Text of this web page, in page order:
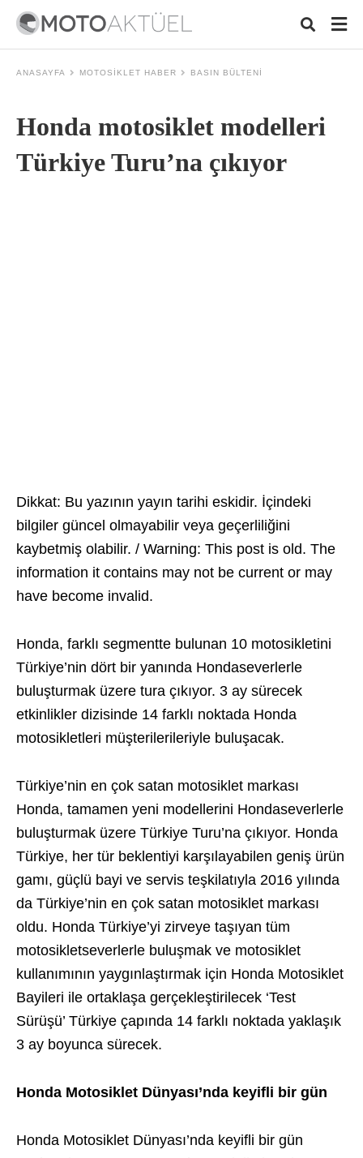
ANASAYFA MOTOSIKLET HABER BASIN BÜLTENI
Honda motosiklet modelleri
Türkiye Turu’na çıkıyor
Dikkat: Bu yazının yayın tarihi eskidir. İçindeki
bilgiler güncel olmayabilir veya geçerliliğini
kaybetmiş olabilir. / Warning: This post is old. The
information it contains may not be current or may
have become invalid.
Honda, farklı segmentte bulunan 10 motosikletini
Türkiye’nin dört bir yanında Hondaseverlerle
buluşturmak üzere tura çıkıyor. 3 ay sürecek
etkinlikler dizisinde 14 farklı noktada Honda
motosikletleri müşterilerileriyle buluşacak.
Türkiye’nin en çok satan motosiklet markası
Honda, tamamen yeni modellerini Hondaseverlerle
buluşturmak üzere Türkiye Turu’na çıkıyor. Honda
Türkiye, her tür beklentiyi karşılayabilen geniş ürün
gamı, güçlü bayi ve servis teşkilatıyla 2016 yılında
da Türkiye’nin en çok satan motosiklet markası
oldu. Honda Türkiye’yi zirveye taşıyan tüm
motosikletseverlerle buluşmak ve motosiklet
kullanımının yaygınlaştırmak için Honda Motosiklet
Bayileri ile ortaklaşa gerçekleştirilecek ‘Test
Sürüşü’ Türkiye çapında 14 farklı noktada yaklaşık
3 ay boyunca sürecek.
Honda Motosiklet Dünyası’nda keyifli bir gün
Honda Motosiklet Dünyası’nda keyifli bir gün